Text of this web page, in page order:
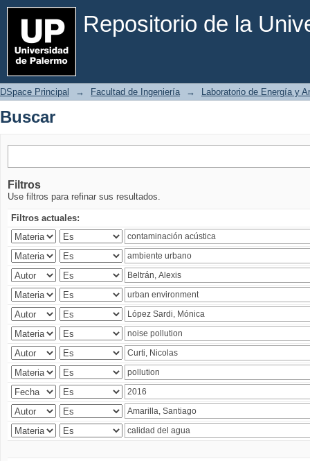
Repositorio de la
Buscar
DSpace Principal → Facultad de Ingeniería → Laboratorio de Energía y
Buscar
Filtros
Use filtros para refinar sus resultados.
Filtros actuales: